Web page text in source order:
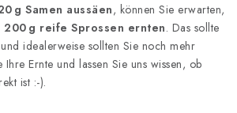
g Samen aussäen, können Sie erwarten,
200 g reife Sprossen ernten. Das sollte
idealerweise sollten Sie noch mehr
Ernte und lassen Sie uns wissen, ob
ist :-).